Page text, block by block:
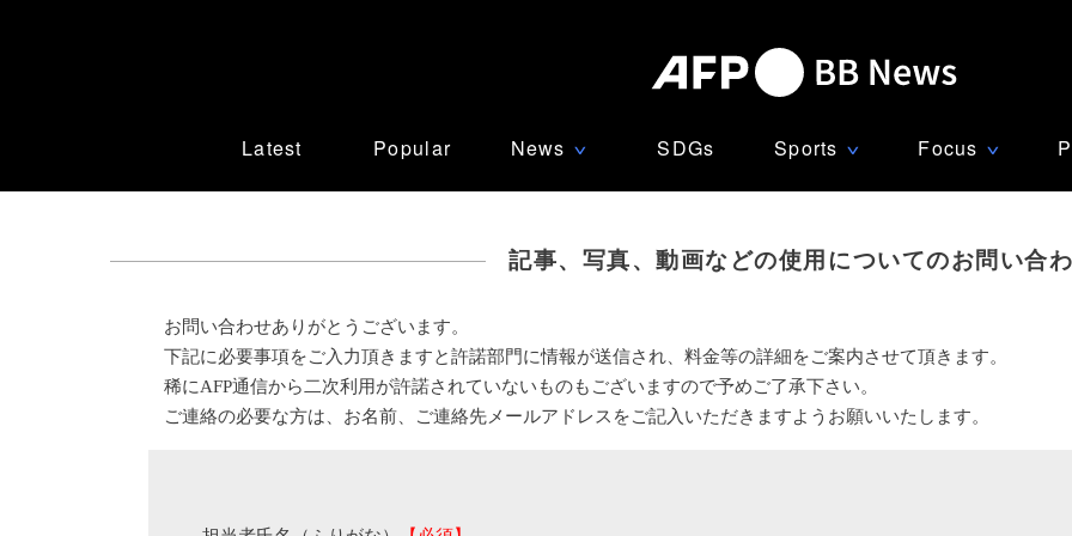
Latest Popular News ∨ SDGs Sports ∨ Focus ∨
記事、写真、動画などの使用についてのお問い合
お問い合わせありがとうございます。
下記に必要事項をご入力頂きますと許諾部門に情報が送信され、料金等の詳細をご案内させて頂きます。
稀にAFP通信から二次利用が許諾されていないものもございますので予めご了承下さい。
ご連絡の必要な方は、お名前、ご連絡先メールアドレスをご記入いただきますようお願いいたします。